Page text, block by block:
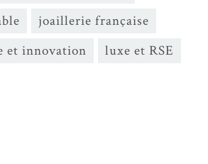
joaillerie française
et innovation
luxe et RSE